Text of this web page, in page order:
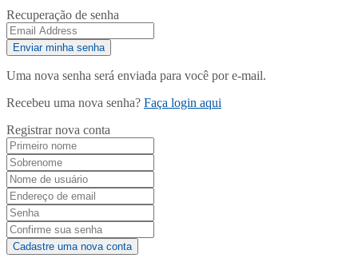
Recuperação de senha
Uma nova senha será enviada para você por e-mail.
Recebeu uma nova senha? Faça login aqui
Registrar nova conta